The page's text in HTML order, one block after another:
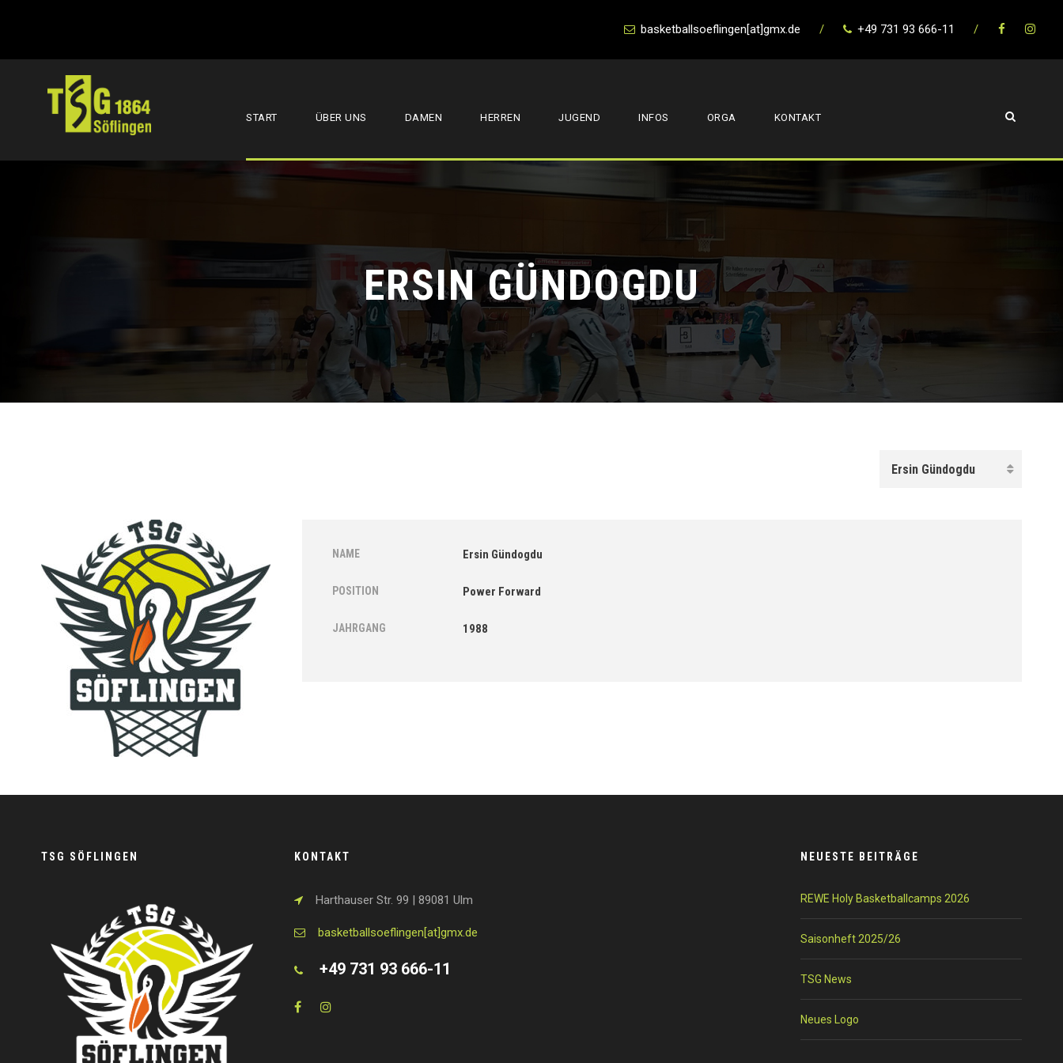
basketballsoeflingen[at]gmx.de / +49 731 93 666-11 /
START ÜBER UNS DAMEN HERREN JUGEND INFOS ORGA KONTAKT
ERSIN GÜNDOGDU
NAME Ersin Gündogdu
POSITION Power Forward
JAHRGANG 1988
TSG SÖFLINGEN KONTAKT
Harthauser Str. 99 | 89081 Ulm
basketballsoeflingen[at]gmx.de
+49 731 93 666-11
NEUESTE BEITRÄGE
REWE Holy Basketballcamps 2026
Saisonheft 2025/26
TSG News
Neues Logo